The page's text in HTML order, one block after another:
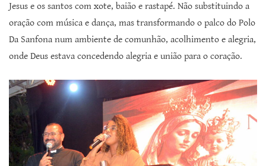
Jesus e os santos com xote, baião e rastapé. Não substituindo a
oração com música e dança, mas transformando o palco do Polo
Da Sanfona num ambiente de comunhão, acolhimento e alegria,
onde Deus estava concedendo alegria e união para o coração.